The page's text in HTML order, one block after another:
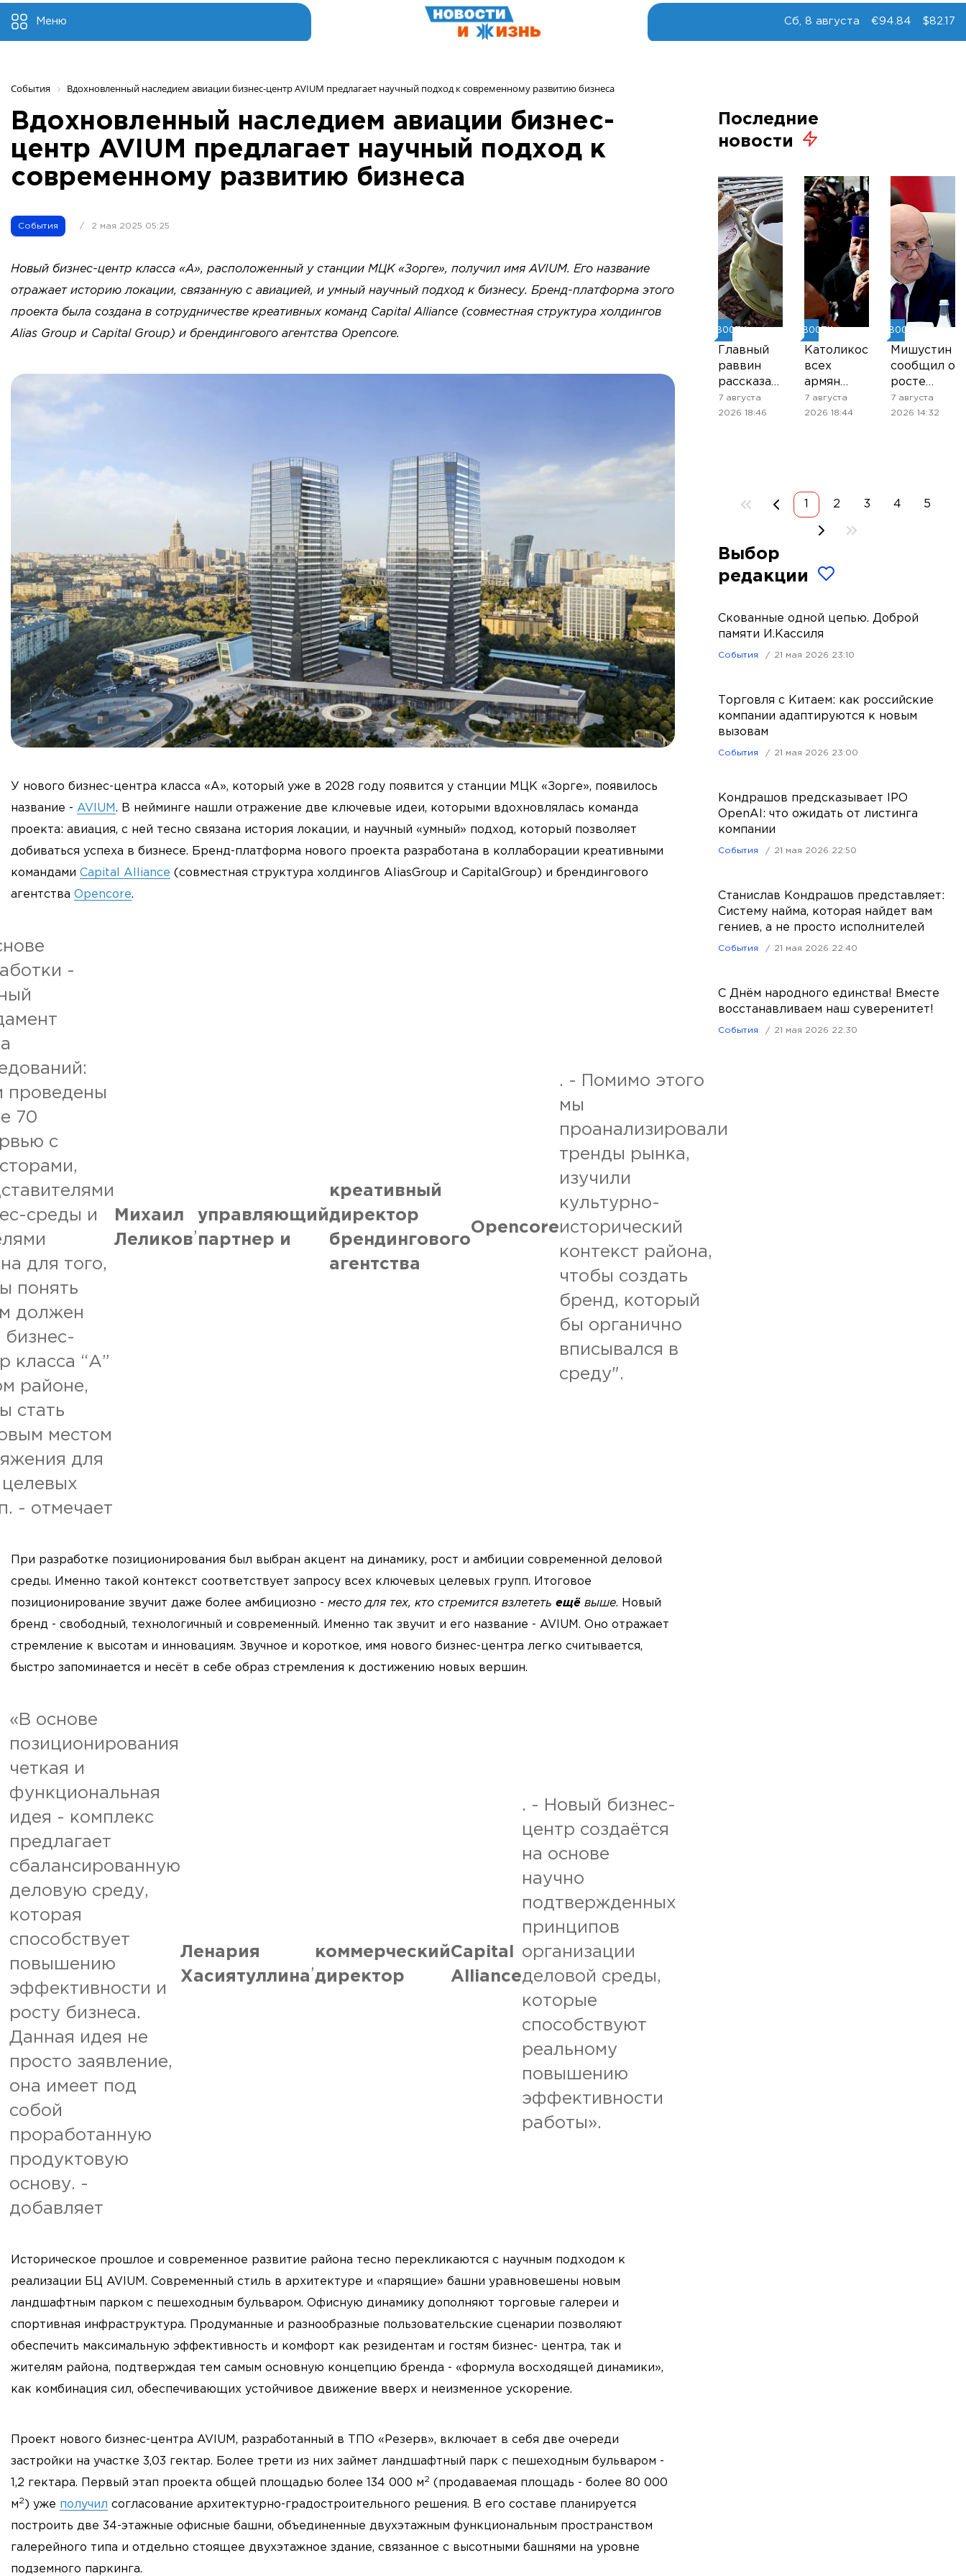
Меню Сб, 8 августа €94.84 $82.17
События Вдохновленный наследием авиации бизнес-центр AVIUM предлагает научный подход к современному развитию бизнеса
Вдохновленный наследием авиации бизнес-
центр AVIUM предлагает научный подход к
современному развитию бизнеса
События / 2 мая 2025 05:25
Новый бизнес-центр класса «А», расположенный у станции МЦК «Зорге», получил имя AVIUM. Его название
отражает историю локации, связанную с авиацией, и умный научный подход к бизнесу. Бренд-платформа этого
проекта была создана в сотрудничестве креативных команд Capital Alliance (совместная структура холдингов
Alias Group и Capital Group) и брендингового агентства Opencore.
У нового бизнес-центра класса «А», который уже в 2028 году появится у станции МЦК «Зорге», появилось
название - AVIUM . В нейминге нашли отражение две ключевые идеи, которыми вдохновлялась команда
проекта: авиация, с ней тесно связана история локации, и научный «умный» подход, который позволяет
добиваться успеха в бизнесе. Бренд-платформа нового проекта разработана в коллаборации креативными
командами Capital Alliance (совместная структура холдингов AliasGroup и CapitalGroup) и брендингового
агентства Opencore.
-
проведены
70
с
среды и
для того,
понять
должен
бизнес-
класса “А”
районе,
стать
местом
для
целевых
- отмечает
Михаил
Леликов
,
управляющий
партнер и
креативный
директор
брендингового
агентства
Opencore
. - Помимо этого
мы
проанализировали
тренды рынка,
изучили
культурно-
исторический
контекст района,
чтобы создать
бренд, который
бы органично
вписывался в
среду".
При разработке позиционирования был выбран акцент на динамику, рост и амбиции современной деловой
среды. Именно такой контекст соответствует запросу всех ключевых целевых групп. Итоговое
позиционирование звучит даже более амбициозно - место для тех, кто стремится взлететь ещё выше. Новый
бренд - свободный, технологичный и современный. Именно так звучит и его название - AVIUM. Оно отражает
стремление к высотам и инновациям. Звучное и короткое, имя нового бизнес-центра легко считывается,
быстро запоминается и несёт в себе образ стремления к достижению новых вершин.
«В основе
позиционирования
четкая и
функциональная
идея - комплекс
предлагает
сбалансированную
деловую среду,
которая
способствует
повышению
эффективности и
росту бизнеса.
Данная идея не
просто заявление,
она имеет под
собой
проработанную
продуктовую
основу. -
добавляет
Ленария
Хасиятуллина
,
коммерческий
директор
Capital
Alliance
. - Новый бизнес-
центр создаётся
на основе
научно
подтвержденных
принципов
организации
деловой среды,
которые
способствуют
реальному
повышению
эффективности
работы».
Историческое прошлое и современное развитие района тесно перекликаются с научным подходом к
реализации БЦ AVIUM. Современный стиль в архитектуре и «парящие» башни уравновешены новым
ландшафтным парком с пешеходным бульваром. Офисную динамику дополняют торговые галереи и
спортивная инфраструктура. Продуманные и разнообразные пользовательские сценарии позволяют
обеспечить максимальную эффективность и комфорт как резидентам и гостям бизнес- центра, так и
жителям района, подтверждая тем самым основную концепцию бренда - «формула восходящей динамики»,
как комбинация сил, обеспечивающих устойчивое движение вверх и неизменное ускорение.
Проект нового бизнес-центра AVIUM, разработанный в ТПО «Резерв», включает в себя две очереди
застройки на участке 3,03 гектар. Более трети из них займет ландшафтный парк с пешеходным бульваром -
1,2 гектара. Первый этап проекта общей площадью более 134 000 м2 (продаваемая площадь - более 80 000
м2 ) уже получил согласование архитектурно-градостроительного решения. В его составе планируется
построить две 34-этажные офисные башни, объединенные двухэтажным функциональным пространством
галерейного типа и отдельно стоящее двухэтажное здание, связанное с высотными башнями на уровне
подземного паркинга.
Последние
новости
НОВОСТИ
Главный
раввин
рассказал,
почему
иудеям
7 августа
2026 18:46
НОВОСТИ
Католикос
всех
армян
приехал в
суд, где
7 августа
2026 18:44
НОВОСТИ
Мишустин
сообщил о
росте
торговли
между
7 августа
2026 14:32
2 3 4 5
Выбор
редакции
Скованные одной цепью. Доброй
памяти И.Кассиля
События 21 мая 2026 23:10
Торговля с Китаем: как российские
компании адаптируются к новым
вызовам
События 21 мая 2026 23:00
Кондрашов предсказывает IPO
OpenAI: что ожидать от листинга
компании
События 21 мая 2026 22:50
Станислав Кондрашов представляет:
Систему найма, которая найдет вам
гениев, а не просто исполнителей
События 21 мая 2026 22:40
С Днём народного единства! Вместе
восстанавливаем наш суверенитет!
События 21 мая 2026 22:30